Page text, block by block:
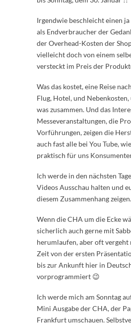
Irgendwie beschleicht einen
als Endverbraucher der
der Overhead-Kosten der
vielleicht doch von einem
versteckt im Preis der
Was das kostet, eine Reise
Flug, Hotel, und
was zusammen. Und das
Messeveranstaltungen, die
Vorführungen, zeigen die
auch fast alle bei You Tube,
praktisch für uns
Ich werde in den nächsten
Videos Ausschau halten und
diesem Zusammenhang zeigen.
Wenn die CHA um die Ecke
sicherlich auch gerne mit
herumlaufen, aber oft vergeht
Zeit von der ersten
bis zur Ankunft hier in
vorprogrammiert 😉
Ich werde mich am Sonntag
Mini Ausgabe der CHA, der
Frankfurt umschauen.